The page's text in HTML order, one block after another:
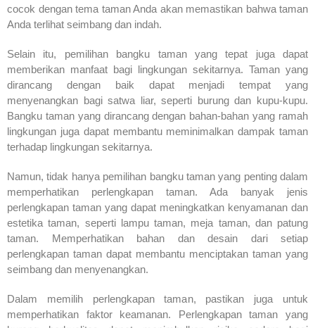
cocok dengan tema taman Anda akan memastikan bahwa taman
Anda terlihat seimbang dan indah.
Selain itu, pemilihan bangku taman yang tepat juga dapat
memberikan manfaat bagi lingkungan sekitarnya. Taman yang
dirancang dengan baik dapat menjadi tempat yang
menyenangkan bagi satwa liar, seperti burung dan kupu-kupu.
Bangku taman yang dirancang dengan bahan-bahan yang ramah
lingkungan juga dapat membantu meminimalkan dampak taman
terhadap lingkungan sekitarnya.
Namun, tidak hanya pemilihan bangku taman yang penting dalam
memperhatikan perlengkapan taman. Ada banyak jenis
perlengkapan taman yang dapat meningkatkan kenyamanan dan
estetika taman, seperti lampu taman, meja taman, dan patung
taman. Memperhatikan bahan dan desain dari setiap
perlengkapan taman dapat membantu menciptakan taman yang
seimbang dan menyenangkan.
Dalam memilih perlengkapan taman, pastikan juga untuk
memperhatikan faktor keamanan. Perlengkapan taman yang